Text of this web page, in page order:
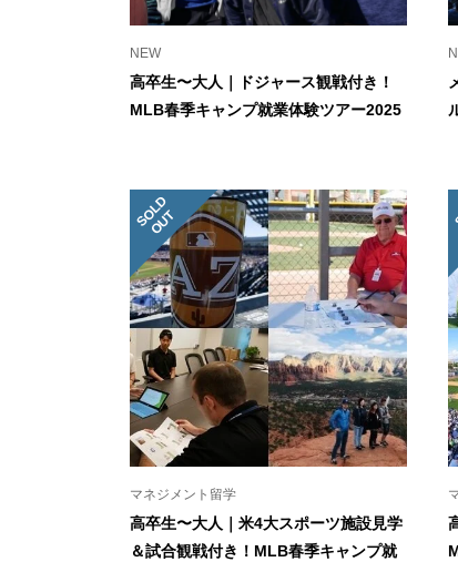
NEW
高卒生〜大人｜ドジャース観戦付き！
MLB春季キャンプ就業体験ツアー2025
S
O
L
D
O
U
T
マネジメント留学
高卒生〜大人｜米4大スポーツ施設見学
＆試合観戦付き！MLB春季キャンプ就